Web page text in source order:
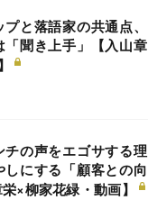
と落語家の共通点、
聞き上手」【入山章
の声をエゴサする理
にする「顧客との向
×柳家花緑・動画】